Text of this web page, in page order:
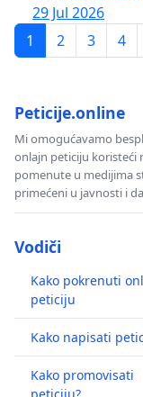
29 Jul 2026
1
2 3 4
Peticije.online
Mi omogućavamo
onlajn peticiju koristeći
pomenute u medijima
primećeni u javnosti i
Vodiči
Kako pokrenuti
peticiju
Kako napisati
Kako promovisati